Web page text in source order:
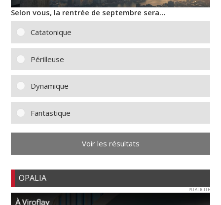
Selon vous, la rentrée de septembre sera…
Catatonique
Périlleuse
Dynamique
Fantastique
Voir les résultats
OPALIA
PUBLICITE